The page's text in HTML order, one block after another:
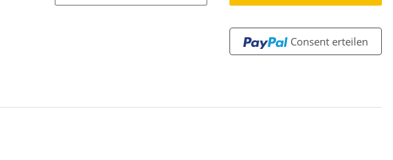
Consent erteilen